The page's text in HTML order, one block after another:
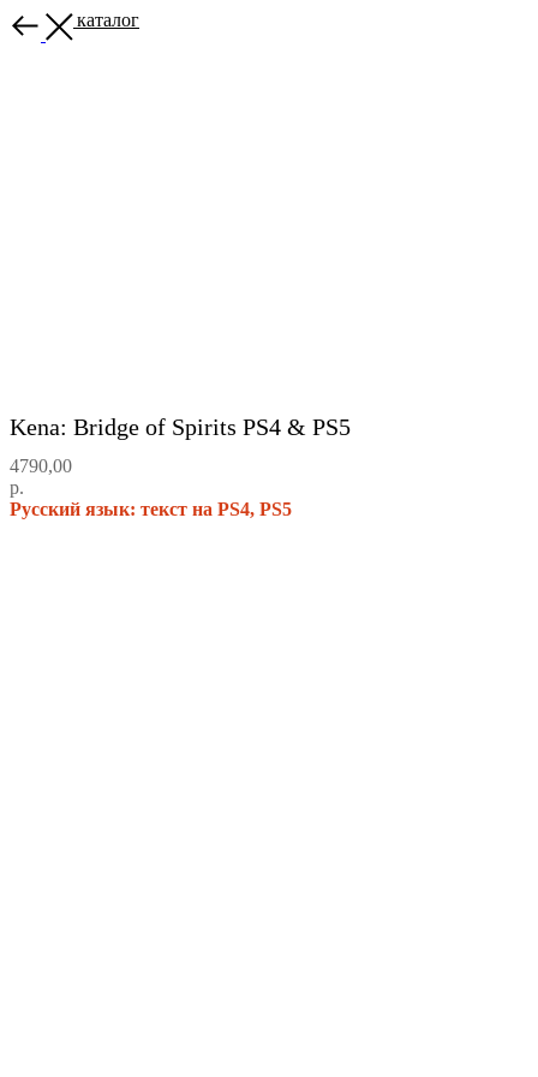
Назад в каталог
Kena: Bridge of Spirits PS4 & PS5
4790,00
р.
Русский язык: текст на PS4, PS5